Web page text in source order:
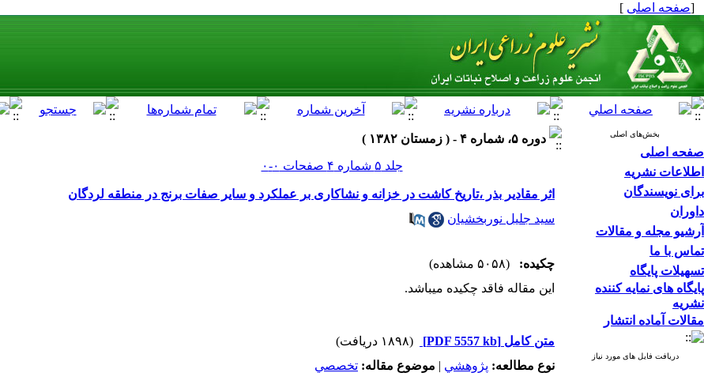
[صفحه اصلی ]
بخش‌های اصلی
صفحه اصلی
اطلاعات نشریه
برای نویسندگان
داوران
آرشیو مجله و مقالات
تماس با ما
تسهیلات پایگاه
پایگاه های نمایه کننده
نشریه
مقالات آماده انتشار
دریافت فایل های مورد نیاز
دوره ۵، شماره ۴ - ( زمستان ۱۳۸۲ )
جلد ۵ شماره ۴ صفحات ۰-۰
اثر مقادیر بذر ،تاریخ کاشت در خزانه و نشاکاری بر عملکرد و سایر صفات برنج در منطقه لردگان
سید جلیل نوربخشیان
چکیده:
(۵۰۵۸ مشاهده)
این مقاله فاقد چکیده می​باشد.
متن کامل [PDF 5557 kb]
(۱۸۹۸ دریافت)
نوع مطالعه: پژوهشي | موضوع مقاله: تخصصي